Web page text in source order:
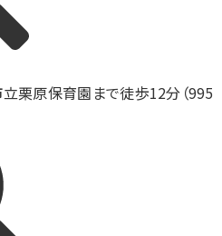
栗原保育園まで徒歩12分（995